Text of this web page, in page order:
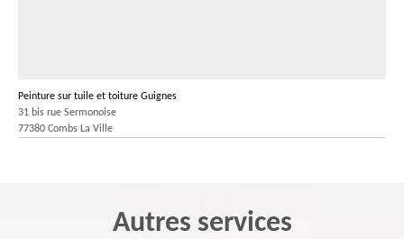
Peinture sur tuile et toiture Guignes
31 bis rue Sermonoise
77380 Combs La Ville
Autres services